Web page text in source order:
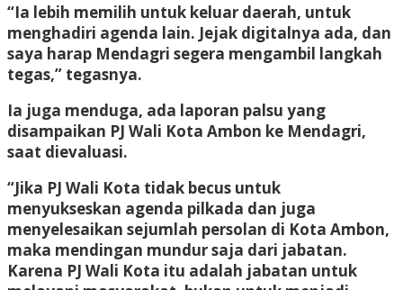
“Ia lebih memilih untuk keluar daerah, untuk
menghadiri agenda lain. Jejak digitalnya ada, dan
saya harap Mendagri segera mengambil langkah
tegas,” tegasnya.
Ia juga menduga, ada laporan palsu yang
disampaikan PJ Wali Kota Ambon ke Mendagri,
saat dievaluasi.
“Jika PJ Wali Kota tidak becus untuk
menyukseskan agenda pilkada dan juga
menyelesaikan sejumlah persolan di Kota Ambon,
maka mendingan mundur saja dari jabatan.
Karena PJ Wali Kota itu adalah jabatan untuk